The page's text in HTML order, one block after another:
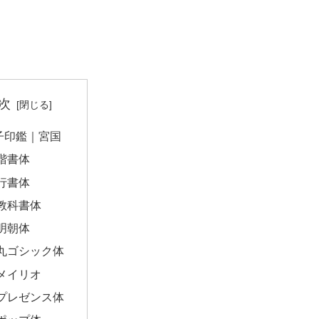
印鑑｜宮国
書体
書体
科書体
朝体
ゴシック体
イリオ
レゼンス体